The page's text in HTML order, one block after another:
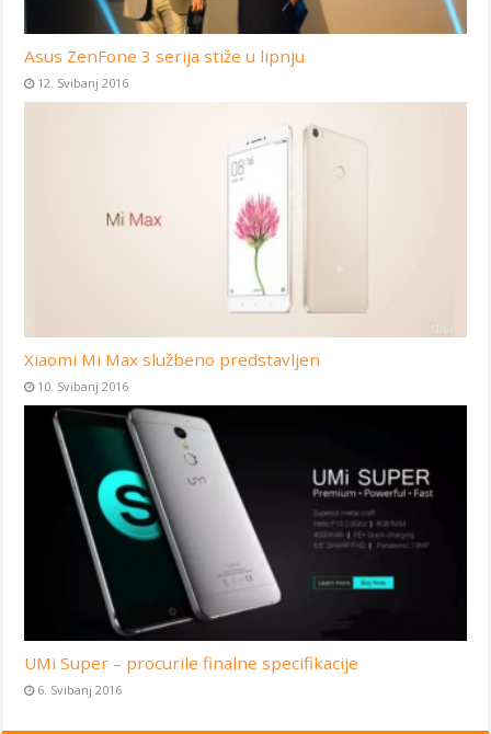
Asus ZenFone 3 serija stiže u lipnju
12. Svibanj 2016
Xiaomi Mi Max službeno predstavljen
10. Svibanj 2016
UMi Super – procurile finalne specifikacije
6. Svibanj 2016